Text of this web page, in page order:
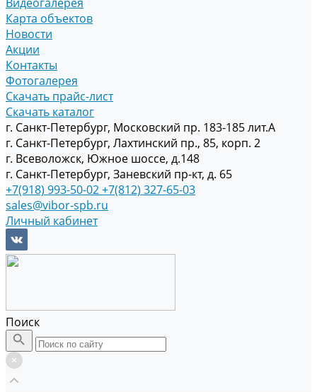
Карта объектов
Новости
Акции
Контакты
Фотогалерея
Скачать прайс-лист
Скачать каталог
г. Санкт-Петербург, Московский пр. 183-185 лит.А
г. Санкт-Петербург, Лахтинский пр., 85, корп. 2
г. Всеволожск, Южное шоссе, д.148
г. Санкт-Петербург, Заневский пр-кт, д. 65
+7(918) 993-50-02+7(812) 327-65-03
sales@vibor-spb.ru
Личный кабинет
Поиск